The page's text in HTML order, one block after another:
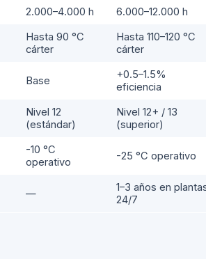
2.000–4.000 h 6.000–12.000 h
Hasta 90 °C
cárter
Hasta 110–120 °C
cárter
Base
+0.5–1.5%
eficiencia
Nivel 12
(estándar)
Nivel 12+ / 13
(superior)
-10 °C
operativo
-25 °C operativo
—
1–3 años en
24/7